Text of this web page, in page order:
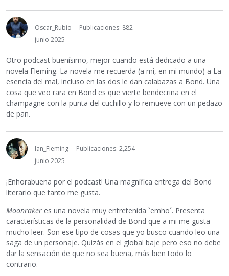
Oscar_Rubio
Publicaciones: 882
junio 2025
Otro podcast buenísimo, mejor cuando está dedicado a una
novela Fleming. La novela me recuerda (a mí, en mi mundo) a La
esencia del mal, incluso en las dos le dan calabazas a Bond. Una
cosa que veo rara en Bond es que vierte bendecrina en el
champagne con la punta del cuchillo y lo remueve con un pedazo
de pan.
Ian_Fleming
Publicaciones: 2,254
junio 2025
¡Enhorabuena por el podcast! Una magnífica entrega del Bond
literario que tanto me gusta.
Moonraker es una novela muy entretenida `emho´. Presenta
características de la personalidad de Bond que a mi me gusta
mucho leer. Son ese tipo de cosas que yo busco cuando leo una
saga de un personaje. Quizás en el global baje pero eso no debe
dar la sensación de que no sea buena, más bien todo lo
contrario.